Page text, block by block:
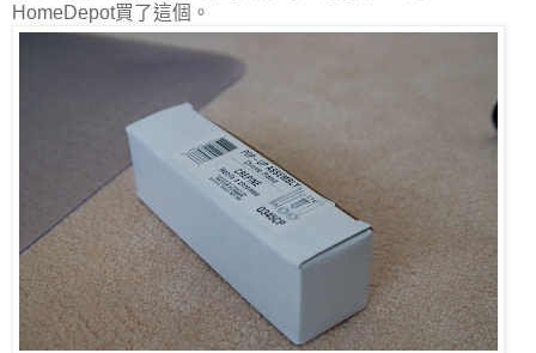
HomeDepot買了這個。